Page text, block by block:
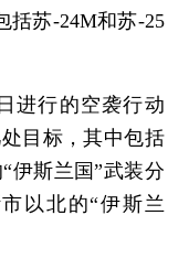
括苏-24M和苏-25
行的空袭行动
目标，其中包括
伊斯兰国”武装分
以北的“伊斯兰